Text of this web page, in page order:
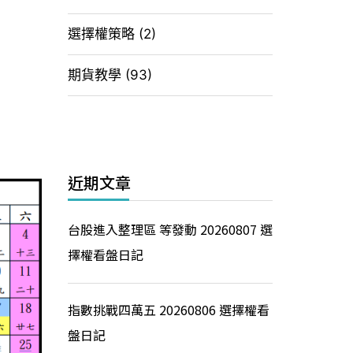
選擇權策略 (2)
期貨教學 (93)
近期文章
台股進入整理區 等發動 20260807 選
擇權看盤日記
指數挑戰四萬五 20260806 選擇權看
盤日記